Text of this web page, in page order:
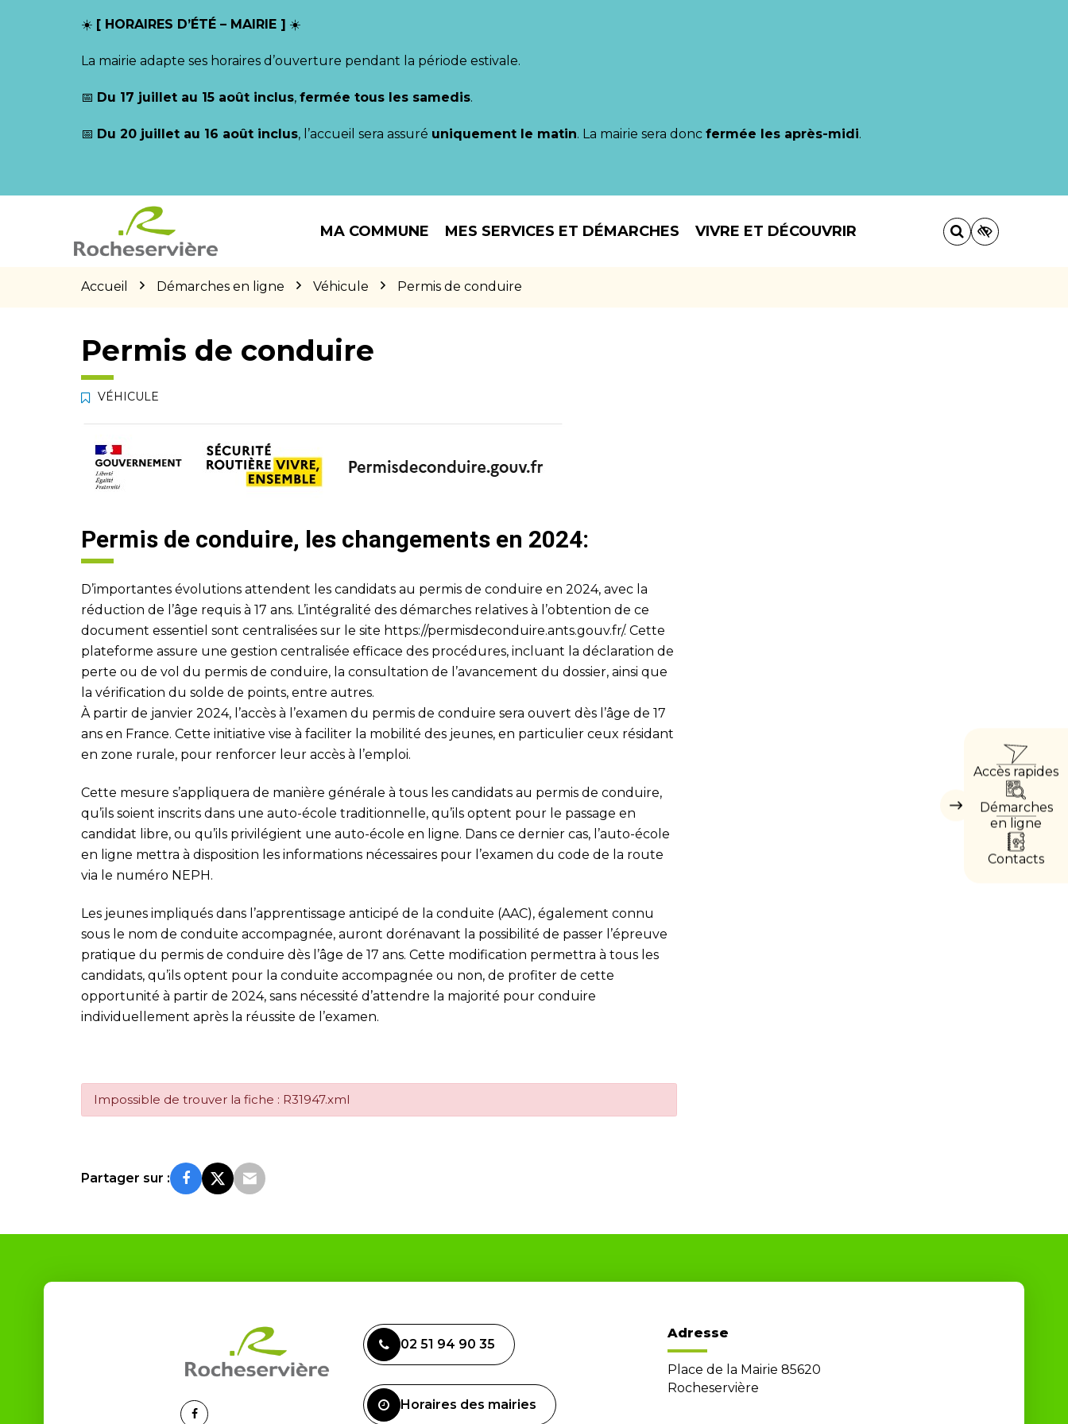
☀️ [ HORAIRES D’ÉTÉ – MAIRIE ] ☀️
La mairie adapte ses horaires d’ouverture pendant la période estivale.
📅 Du 17 juillet au 15 août inclus, fermée tous les samedis.
📅 Du 20 juillet au 16 août inclus, l’accueil sera assuré uniquement le matin. La mairie sera donc fermée les après-midi.
MA COMMUNE MES SERVICES ET DÉMARCHES VIVRE ET DÉCOUVRIR
Accueil Démarches en ligne Véhicule Permis de conduire
Masquer
Accès rapides
Démarches
en ligne
Contacts
Permis de conduire
VÉHICULE
Permis de conduire, les changements en 2024:
D’importantes évolutions attendent les candidats au permis de conduire en 2024, avec la
réduction de l’âge requis à 17 ans. L’intégralité des démarches relatives à l’obtention de ce
document essentiel sont centralisées sur le site https://permisdeconduire.ants.gouv.fr/. Cette
plateforme assure une gestion centralisée efficace des procédures, incluant la déclaration de
perte ou de vol du permis de conduire, la consultation de l’avancement du dossier, ainsi que
la vérification du solde de points, entre autres.
À partir de janvier 2024, l’accès à l’examen du permis de conduire sera ouvert dès l’âge de 17
ans en France. Cette initiative vise à faciliter la mobilité des jeunes, en particulier ceux résidant
en zone rurale, pour renforcer leur accès à l’emploi.
Cette mesure s’appliquera de manière générale à tous les candidats au permis de conduire,
qu’ils soient inscrits dans une auto-école traditionnelle, qu’ils optent pour le passage en
candidat libre, ou qu’ils privilégient une auto-école en ligne. Dans ce dernier cas, l’auto-école
en ligne mettra à disposition les informations nécessaires pour l’examen du code de la route
via le numéro NEPH.
Les jeunes impliqués dans l’apprentissage anticipé de la conduite (AAC), également connu
sous le nom de conduite accompagnée, auront dorénavant la possibilité de passer l’épreuve
pratique du permis de conduire dès l’âge de 17 ans. Cette modification permettra à tous les
candidats, qu’ils optent pour la conduite accompagnée ou non, de profiter de cette
opportunité à partir de 2024, sans nécessité d’attendre la majorité pour conduire
individuellement après la réussite de l’examen.
Impossible de trouver la fiche : R31947.xml
Partager sur :
Lien
02 51 94 90 35
Horaires des mairies
Adresse
Place de la Mairie 85620
Rocheservière